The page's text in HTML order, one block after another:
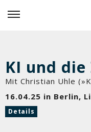
16.04.25 in Berlin,
Details